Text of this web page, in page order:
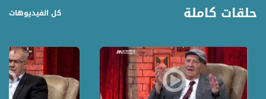
حلقات كاملة كل الفيديوهات